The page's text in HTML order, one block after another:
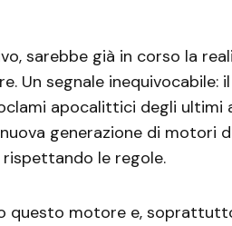
sarebbe già in corso la
Un segnale inequivocabile:
apocalittici degli ultimi
generazione di motori
rispettando le regole.
questo motore e,